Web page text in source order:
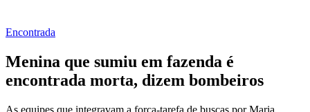
Encontrada
Menina que sumiu em fazenda é
encontrada morta, dizem bombeiros
As equipes que integravam a força-tarefa de buscas por Maria